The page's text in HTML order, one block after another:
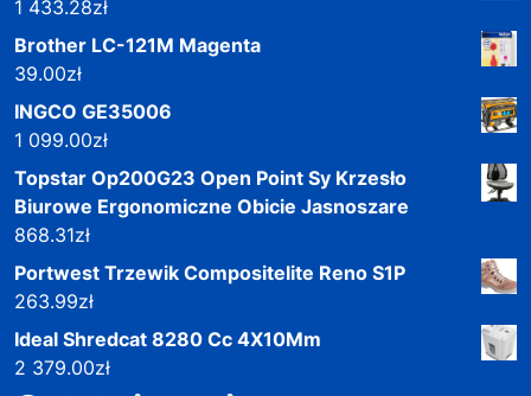
1 433.28zł
Brother LC-121M Magenta
39.00zł
INGCO GE35006
1 099.00zł
Topstar Op200G23 Open Point Sy Krzesło
Biurowe Ergonomiczne Obicie Jasnoszare
868.31zł
Portwest Trzewik Compositelite Reno S1P
263.99zł
Ideal Shredcat 8280 Cc 4X10Mm
2 379.00zł